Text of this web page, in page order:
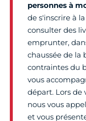
personnes à
de s'inscrire à
consulter des
emprunter,
chaussée de la
contraintes du
vous
départ. Lors de
nous vous
et vous